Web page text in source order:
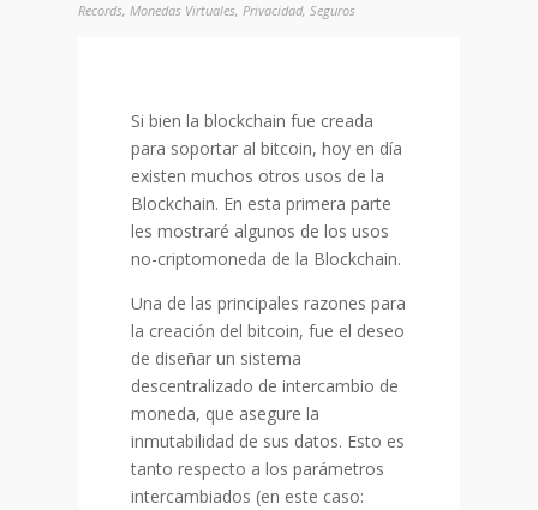
Records, Monedas Virtuales, Privacidad, Seguros
Si bien la blockchain fue creada
para soportar al bitcoin, hoy en día
existen muchos otros usos de la
Blockchain. En esta primera parte
les mostraré algunos de los usos
no-criptomoneda de la Blockchain.
Una de las principales razones para
la creación del bitcoin, fue el deseo
de diseñar un sistema
descentralizado de intercambio de
moneda, que asegure la
inmutabilidad de sus datos. Esto es
tanto respecto a los parámetros
intercambiados (en este caso: